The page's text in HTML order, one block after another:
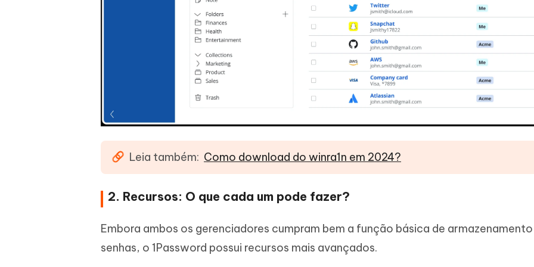
Leia também: Como download do winra1n em 2024?
2. Recursos: O que cada um pode fazer?
Embora ambos os gerenciadores cumpram bem a função básica de
senhas, o 1Password possui recursos mais avançados.